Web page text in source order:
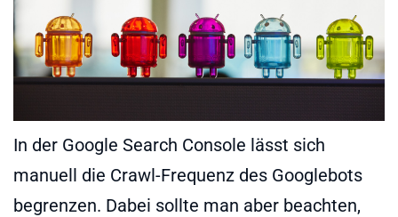
In der Google Search Console lässt sich
manuell die Crawl-Frequenz des Googlebots
begrenzen. Dabei sollte man aber beachten,